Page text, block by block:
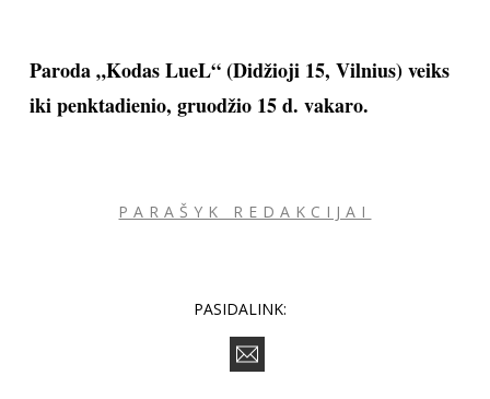
Paroda „Kodas LueL“ (Didžioji 15, Vilnius) veiks
iki penktadienio, gruodžio 15 d. vakaro.
PARAŠYK REDAKCIJAI
PASIDALINK: